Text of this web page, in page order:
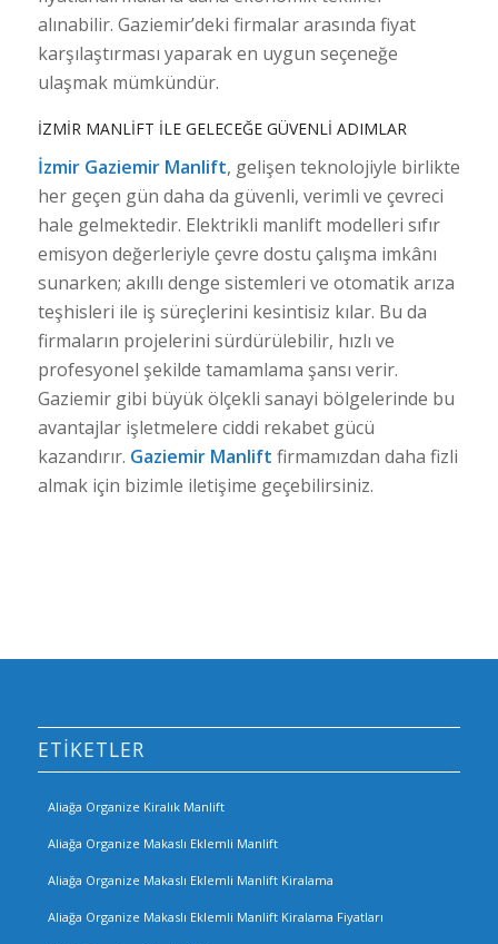
alınabilir. Gaziemir’deki firmalar arasında fiyat
karşılaştırması yaparak en uygun seçeneğe
ulaşmak mümkündür.
İZMIR MANLIFT ILE GELECEĞE GÜVENLI ADIMLAR
İzmir Gaziemir Manlift, gelişen teknolojiyle birlikte
her geçen gün daha da güvenli, verimli ve çevreci
hale gelmektedir. Elektrikli manlift modelleri sıfır
emisyon değerleriyle çevre dostu çalışma imkânı
sunarken; akıllı denge sistemleri ve otomatik arıza
teşhisleri ile iş süreçlerini kesintisiz kılar. Bu da
firmaların projelerini sürdürülebilir, hızlı ve
profesyonel şekilde tamamlama şansı verir.
Gaziemir gibi büyük ölçekli sanayi bölgelerinde bu
avantajlar işletmelere ciddi rekabet gücü
kazandırır. Gaziemir Manlift firmamızdan daha fizli
almak için bizimle iletişime geçebilirsiniz.
ETIKETLER
Aliağa Organize Kiralık Manlift
Aliağa Organize Makaslı Eklemli Manlift
Aliağa Organize Makaslı Eklemli Manlift Kiralama
Aliağa Organize Makaslı Eklemli Manlift Kiralama Fiyatları